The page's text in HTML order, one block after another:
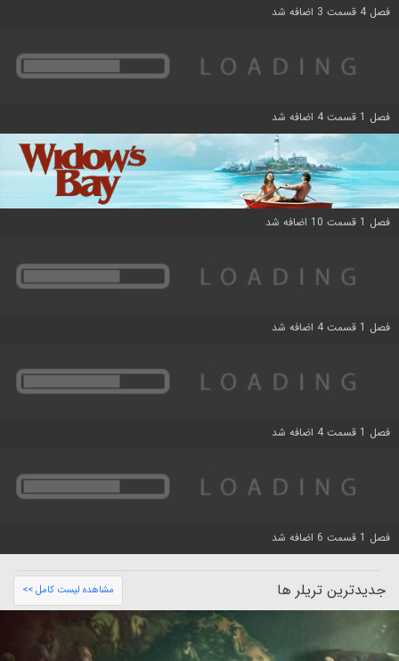
فصل 4 قسمت 3 اضافه شد
فصل 1 قسمت 4 اضافه شد
فصل 1 قسمت 10 اضافه شد
فصل 1 قسمت 4 اضافه شد
فصل 1 قسمت 4 اضافه شد
فصل 1 قسمت 6 اضافه شد
جدیدترین تریلر ها مشاهده لیست کامل >>